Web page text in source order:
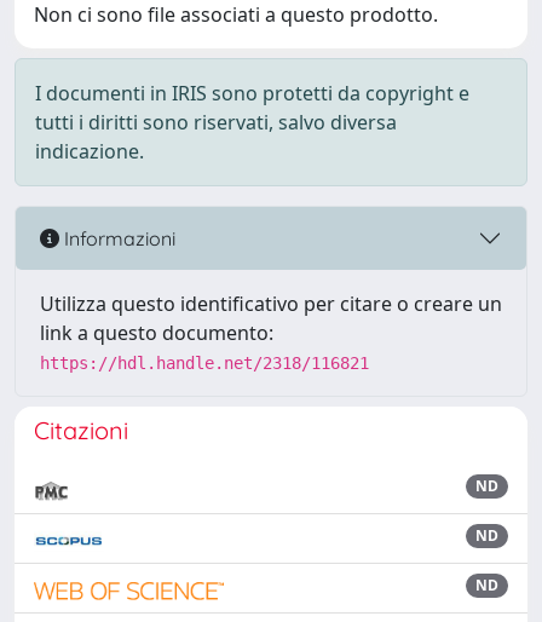
Non ci sono file associati a questo prodotto.
I documenti in IRIS sono protetti da copyright e
tutti i diritti sono riservati, salvo diversa
indicazione.
Informazioni
Utilizza questo identificativo per citare o creare un
link a questo documento:
https://hdl.handle.net/2318/116821
Citazioni
ND
ND
ND